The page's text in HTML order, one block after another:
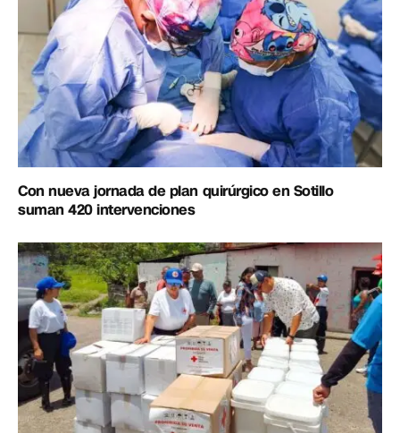
Con nueva jornada de plan quirúrgico en Sotillo
suman 420 intervenciones